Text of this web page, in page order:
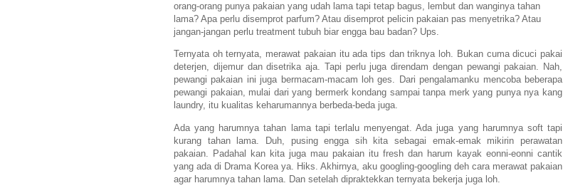
orang-orang punya pakaian yang udah lama tapi tetap bagus, lembut dan wanginya tahan
lama? Apa perlu disemprot parfum? Atau disemprot pelicin pakaian pas menyetrika? Atau
jangan-jangan perlu treatment tubuh biar engga bau badan? Ups.
Ternyata oh ternyata, merawat pakaian itu ada tips dan triknya loh. Bukan cuma dicuci pakai
deterjen, dijemur dan disetrika aja. Tapi perlu juga direndam dengan pewangi pakaian. Nah,
pewangi pakaian ini juga bermacam-macam loh ges. Dari pengalamanku mencoba beberapa
pewangi pakaian, mulai dari yang bermerk kondang sampai tanpa merk yang punya nya kang
laundry, itu kualitas keharumannya berbeda-beda juga.
Ada yang harumnya tahan lama tapi terlalu menyengat. Ada juga yang harumnya soft tapi
kurang tahan lama. Duh, pusing engga sih kita sebagai emak-emak mikirin perawatan
pakaian. Padahal kan kita juga mau pakaian itu fresh dan harum kayak eonni-eonni cantik
yang ada di Drama Korea ya. Hiks. Akhirnya, aku googling-googling deh cara merawat pakaian
agar harumnya tahan lama. Dan setelah dipraktekkan ternyata bekerja juga loh.